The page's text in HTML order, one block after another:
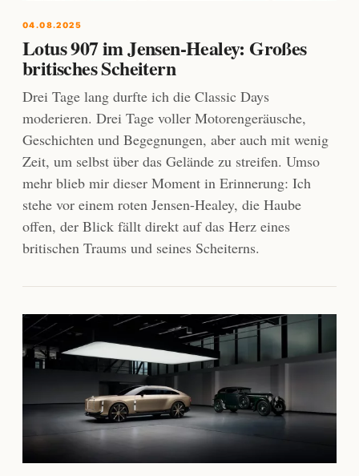
04.08.2025
Lotus 907 im Jensen-Healey: Großes
britisches Scheitern
Drei Tage lang durfte ich die Classic Days
moderieren. Drei Tage voller Motorengeräusche,
Geschichten und Begegnungen, aber auch mit wenig
Zeit, um selbst über das Gelände zu streifen. Umso
mehr blieb mir dieser Moment in Erinnerung: Ich
stehe vor einem roten Jensen-Healey, die Haube
offen, der Blick fällt direkt auf das Herz eines
britischen Traums und seines Scheiterns.